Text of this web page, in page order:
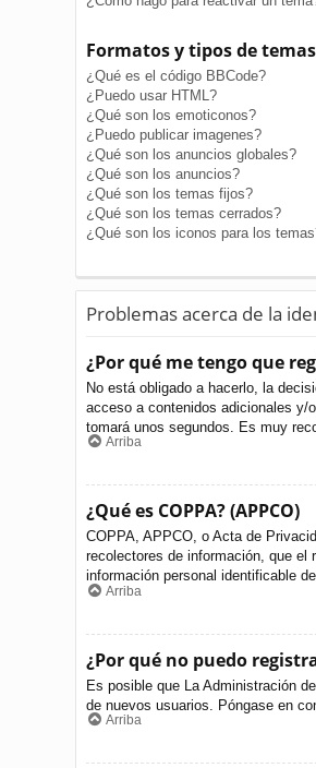
Formatos y tipos de temas
¿Qué es el código BBCode?
¿Puedo usar HTML?
¿Qué son los emoticonos?
¿Puedo publicar imagenes?
¿Qué son los anuncios globales?
¿Qué son los anuncios?
¿Qué son los temas fijos?
¿Qué son los temas cerrados?
¿Qué son los iconos para los
Problemas acerca de la
¿Por qué me tengo que
No está obligado a hacerlo, la
acceso a contenidos adicionales y/
tomará unos segundos. Es muy
Arriba
¿Qué es COPPA? (APPCO)
COPPA, APPCO, o Acta de
recolectores de información, que el
información personal identificable
Arriba
¿Por qué no puedo
Es posible que La Administración
de nuevos usuarios. Póngase en
Arriba